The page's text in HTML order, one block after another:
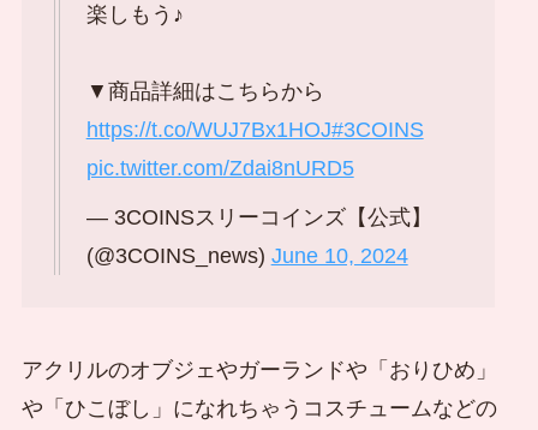
楽しもう♪
▼商品詳細はこちらから
https://t.co/WUJ7Bx1HOJ#3COINS
pic.twitter.com/Zdai8nURD5
— 3COINSスリーコインズ【公式】
(@3COINS_news) June 10, 2024
アクリルのオブジェやガーランドや「おりひめ」
や「ひこぼし」になれちゃうコスチュームなどの